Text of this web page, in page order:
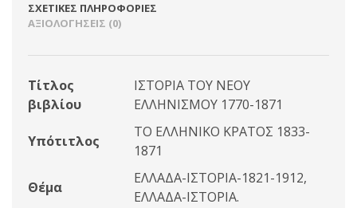
ΣΧΕΤΙΚΈΣ ΠΛΗΡΟΦΟΡΊΕΣ
ΑΞΙΟΛΟΓΉΣΕΙΣ (0)
Τίτλος
βιβλίου
ΙΣΤΟΡΙΑ ΤΟΥ ΝΕΟΥ
ΕΛΛΗΝΙΣΜΟΥ 1770-1871
Υπότιτλος
ΤΟ ΕΛΛΗΝΙΚΟ ΚΡΑΤΟΣ 1833-
1871
Θέμα
ΕΛΛΑΔΑ-ΙΣΤΟΡΙΑ-1821-1912,
ΕΛΛΑΔΑ-ΙΣΤΟΡΙΑ.